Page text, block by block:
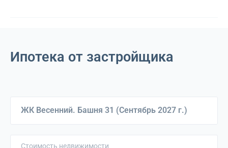
Ипотека от застройщика
Стоимость недвижимости